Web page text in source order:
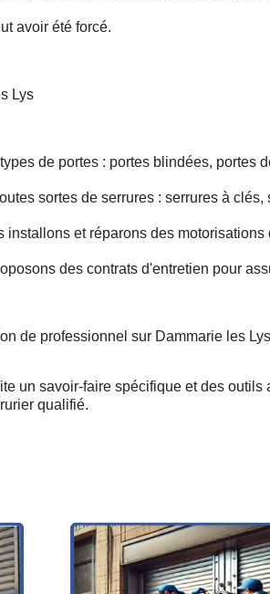
avoir été forcé.
Lys
de portes : portes blindées, portes
sortes de serrures : serrures à
installons et réparons des
des contrats d'entretien pour
de professionnel sur Dammarie les Lys
un savoir-faire spécifique et des
qualifié.